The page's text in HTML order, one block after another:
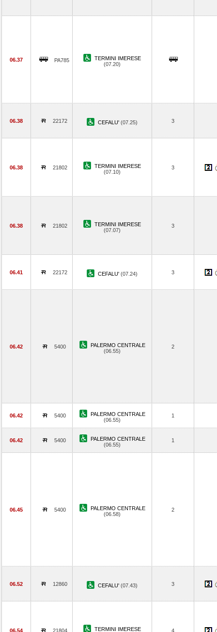
06.37 PA785
TERMINI IMERESE
(07.20)
06.38 22172 CEFALU' (07.25) 3
06.38 21802
TERMINI IMERESE
(07.10)
3
06.38 21802
TERMINI IMERESE
(07.07)
3
06.41 22172 CEFALU' (07.24) 3
06.42 5400
PALERMO CENTRALE
(06.55)
2
06.42 5400
PALERMO CENTRALE
(06.55)
1
06.42 5400
PALERMO CENTRALE
(06.55)
1
06.45 5400
PALERMO CENTRALE
(06.58)
2
06.52 12860 CEFALU' (07.43) 3
06.54 21804
TERMINI IMERESE
4